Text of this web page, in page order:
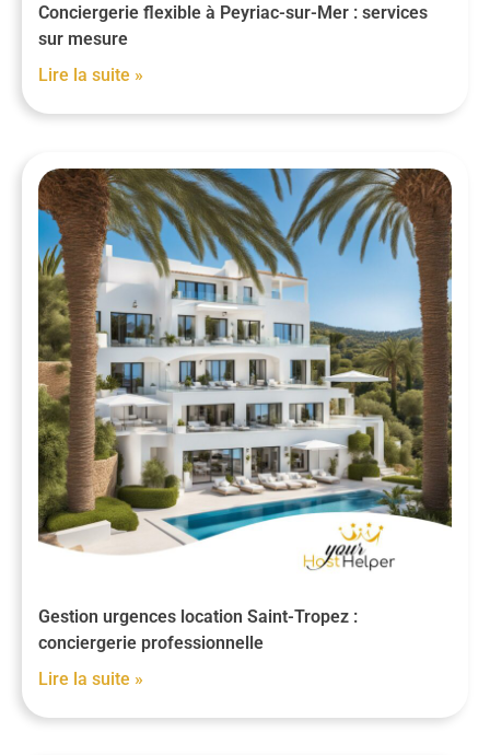
Conciergerie flexible à Peyriac-sur-Mer : services
sur mesure
Lire la suite »
Gestion urgences location Saint-Tropez :
conciergerie professionnelle
Lire la suite »